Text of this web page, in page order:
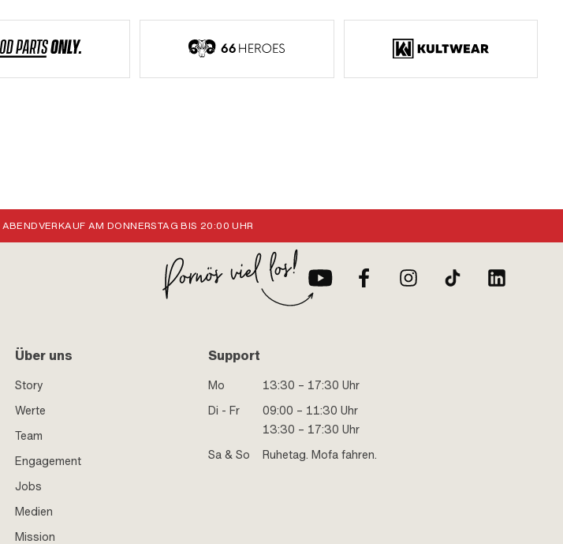
ABENDVERKAUF AM DONNERSTAG BIS 20:00 UHR
Über uns
Story
Werte
Team
Engagement
Jobs
Medien
Mission
Support
Mo
13:30 – 17:30 Uhr
Di - Fr
09:00 – 11:30 Uhr
13:30 – 17:30 Uhr
Sa & So
Ruhetag. Mofa fahren.